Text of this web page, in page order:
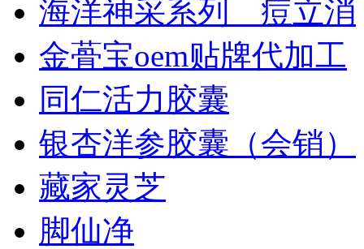
海洋神采系列＿痘立消
金蓇宝oem贴牌代加工
同仁活力胶囊
银杏洋参胶囊（会销）
藏家灵芝
脚仙净